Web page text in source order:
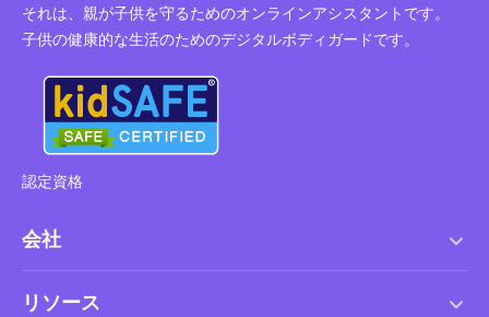
それは、親が子供を守るためのオンラインアシスタントです。
子供の健康的な生活のためのデジタルボディガードです。
認定資格
会社
リソース